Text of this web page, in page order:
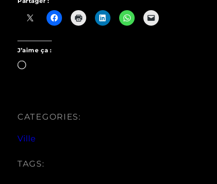
J’aime ça :
Chargement…
CATEGORIES:
Ville
TAGS: